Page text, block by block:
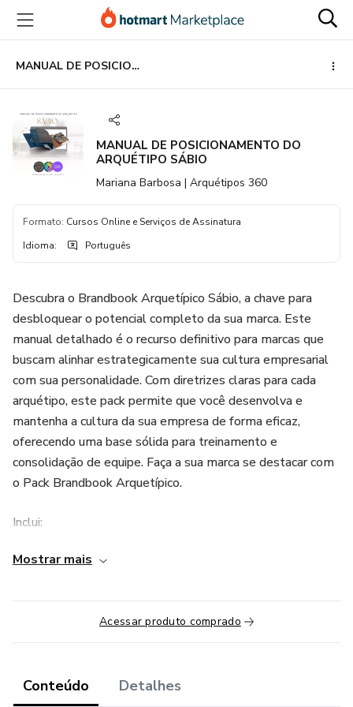
para
conteúdo
principal
para
pagamento
para
rodapé
MANUAL DE POSICIONAMENTO DO ARQUÉTIPO SÁBIO
MANUAL DE POSICIONAMENTO DO
ARQUÉTIPO SÁBIO
Mariana Barbosa | Arquétipos 360
Formato: Cursos Online e Serviços de Assinatura
Idioma: Português
Descubra o Brandbook Arquetípico Sábio, a chave para
desbloquear o potencial completo da sua marca. Este
manual detalhado é o recurso definitivo para marcas que
buscam alinhar estrategicamente sua cultura empresarial
com sua personalidade. Com diretrizes claras para cada
arquétipo, este pack permite que você desenvolva e
mantenha a cultura da sua empresa de forma eficaz,
oferecendo uma base sólida para treinamento e
consolidação de equipe. Faça a sua marca se destacar com
o Pack Brandbook Arquetípico.
Inclui:
Arquivo em PDF para referência do Arquétipo Sábio na
Bônus: Template Editáveis com mais de 40 páginas, já
com textos personalizados para o arquétipo Sábio, basta
Cultura Empresarial Coesa: Implemente uma cultura
Mostrar mais
Acessar produto comprado
Conteúdo Detalhes